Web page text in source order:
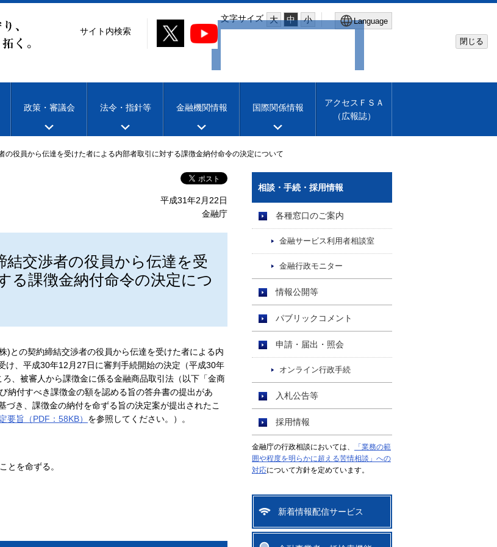
文字サイズ 大 中 小 Language
Machine translation
閉じる
サイト内検索
政策・審議会 法令・指針等 金融機関情報 国際関係情報
アクセスＦＳＡ
（広報誌）
の役員から伝達を受けた者による内部者取引に対する課徴金納付命令の決定について
平成31年2月22日
金融庁
交渉者の役員から伝達を受
る課徴金納付命令の決定につ
)との契約締結交渉者の役員から伝達を受けた者による内
け、平成30年12月27日に審判手続開始の決定（平成30年
、被審人から課徴金に係る金融商品取引法（以下「金商
納付すべき課徴金の額を認める旨の答弁書の提出があ
き、課徴金の納付を命ずる旨の決定案が提出されたこ
要旨（PDF：58KB） を参照してください。）。
とを命ずる。
相談・手続・採用情報
各種窓口のご案内
金融サービス利用者相談室
金融行政モニター
情報公開等
パブリックコメント
申請・届出・照会
オンライン行政手続
入札公告等
採用情報
金融庁の行政相談においては、
「業務の範
囲や程度を明らかに超える苦情相談」への
対応について方針を定めています。
新着情報配信サービス